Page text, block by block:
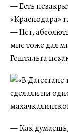
— Есть
«Краснодара»
— Нет,
мне тоже дал
Гештальта
— Как думаешь,